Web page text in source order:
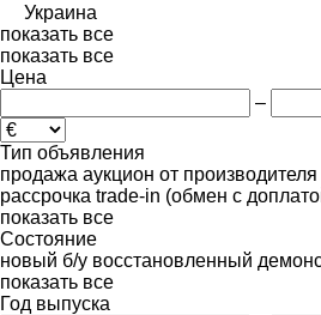
Украина
показать все
показать все
Цена
–
Тип объявления
продажа аукцион от производителя
рассрочка trade-in (обмен с
показать все
Состояние
новый б/у восстановленный
показать все
Год выпуска